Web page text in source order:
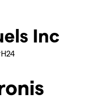
Inc